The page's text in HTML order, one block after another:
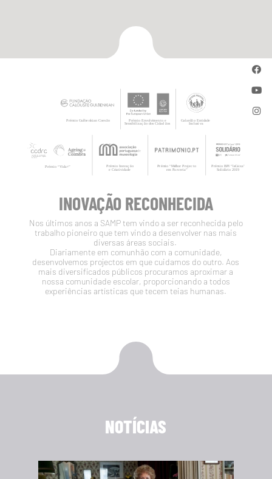
INOVAÇÃO RECONHECIDA
Nos últimos anos a SAMP tem vindo a ser reconhecida pelo
trabalho pioneiro que tem vindo a desenvolver nas mais
diversas áreas sociais.
Diariamente em comunhão com a comunidade,
desenvolvemos projectos em que cuidamos do outro. Aos
mais diversificados públicos procuramos aproximar a
nossa comunidade escolar, proporcionando a todos
experiências artísticas que tecem teias humanas.
NOTÍCIAS